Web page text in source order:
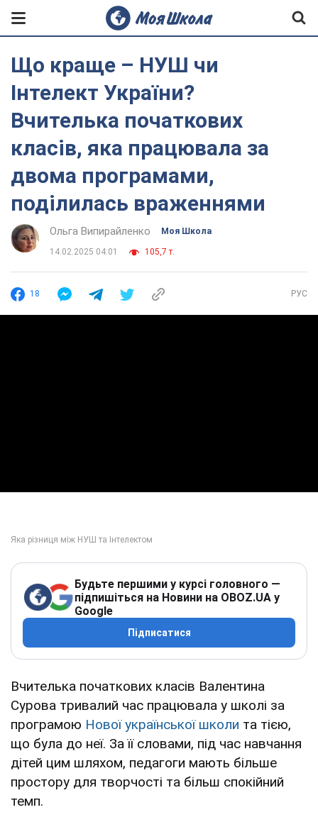
Що краще – НУШ чи
Інтелект України?
Вчителька початкових
класів, яка працювала за
двома програмами,
поділилась враженнями
Ольга Випирайленко Моя Школа
14.02.2025 04:01 105,7 т.
18 РУС
Будьте першими у курсі головного —
підпишіться на Новини на OBOZ.UA у
Google
Підписатися
Вчителька початкових класів Валентина
Сурова тривалий час працювала у школі за
програмою Нової української школи та тією,
що була до неї. За її словами, під час навчання
дітей цим шляхом, педагоги мають більше
простору для творчості та більш спокійний
темп.